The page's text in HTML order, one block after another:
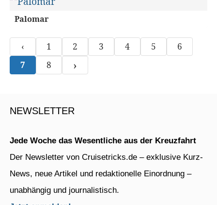
Palomar
‹ 1 2 3 4 5
6
7
8 ›
NEWSLETTER
Jede Woche das Wesentliche aus der Kreuzfahrt
Der Newsletter von Cruisetricks.de – exklusive Kurz-
News, neue Artikel und redaktionelle Einordnung –
unabhängig und journalistisch.